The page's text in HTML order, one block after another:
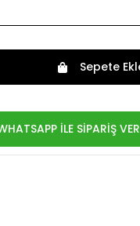
Sepete
İLE SİPARİŞ VER